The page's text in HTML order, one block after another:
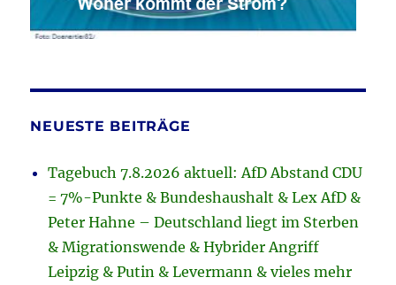
NEUESTE BEITRÄGE
Tagebuch 7.8.2026 aktuell: AfD Abstand CDU
= 7%-Punkte & Bundeshaushalt & Lex AfD &
Peter Hahne – Deutschland liegt im Sterben
& Migrationswende & Hybrider Angriff
Leipzig & Putin & Levermann & vieles mehr